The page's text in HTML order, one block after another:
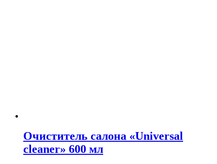
Очиститель салона «Universal
сleaner» 600 мл